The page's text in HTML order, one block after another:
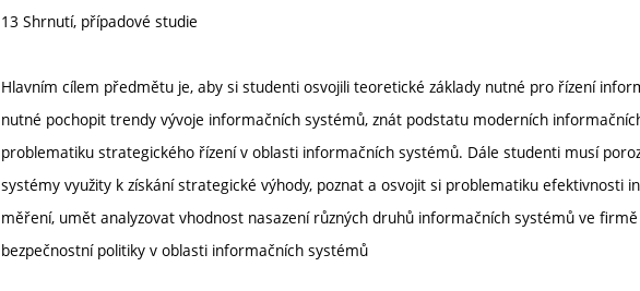
13 Shrnutí, případové studie
Hlavním cílem předmětu je, aby si studenti osvojili teoretické základy nutné pro řízení
nutné pochopit trendy vývoje informačních systémů, znát podstatu moderních
problematiku strategického řízení v oblasti informačních systémů. Dále studenti musí
systémy využity k získání strategické výhody, poznat a osvojit si problematiku efektivnosti
měření, umět analyzovat vhodnost nasazení různých druhů informačních systémů ve
bezpečnostní politiky v oblasti informačních systémů